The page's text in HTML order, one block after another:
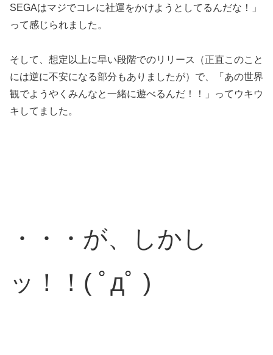
SEGAはマジでコレに社運をかけようとしてるんだな！」
って感じられました。
そして、想定以上に早い段階でのリリース（正直このこと
には逆に不安になる部分もありましたが）で、「あの世界
観でようやくみんなと一緒に遊べるんだ！！」ってウキウ
キしてました。
・・・が、しかし
ッ！！( ﾟдﾟ )